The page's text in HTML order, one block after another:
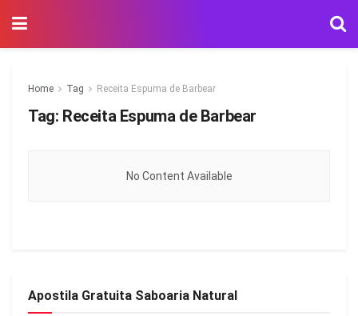
Home Tag Receita Espuma de Barbear
Tag: Receita Espuma de Barbear
No Content Available
Apostila Gratuita Saboaria Natural